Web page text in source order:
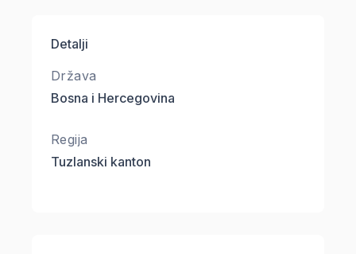
Detalji
Država
Bosna i Hercegovina
Regija
Tuzlanski kanton